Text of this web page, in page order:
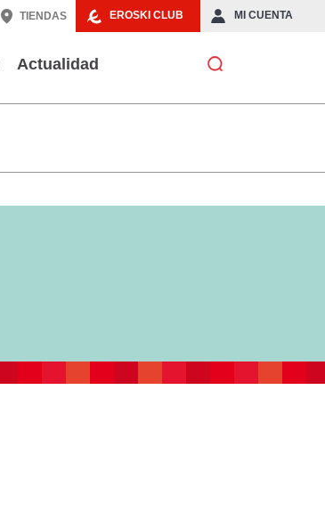
EROSKI CLUB MI CUENTA
TIENDAS
Actualidad